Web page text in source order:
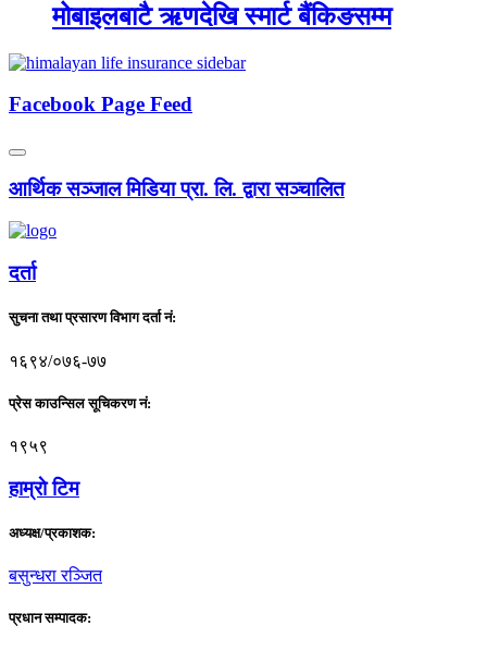
मोबाइलबाटै ऋणदेखि स्मार्ट बैंकिङसम्म
Facebook Page Feed
आर्थिक सञ्जाल मिडिया प्रा. लि. द्वारा सञ्चालित
दर्ता
सुचना तथा प्रसारण विभाग दर्ता नं:
१६९४/०७६-७७
प्रेस काउन्सिल सूचिकरण नं:
१९५९
हाम्राे टिम
अध्यक्ष/प्रकाशक:
बसुन्धरा रञ्जित
प्रधान सम्पादक: